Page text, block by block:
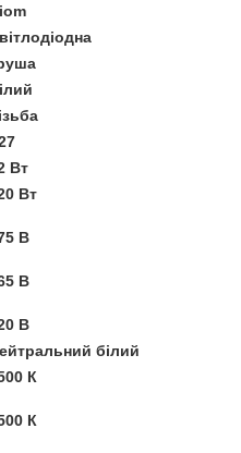
Вт
Вт
В
В
В
білий
К
К